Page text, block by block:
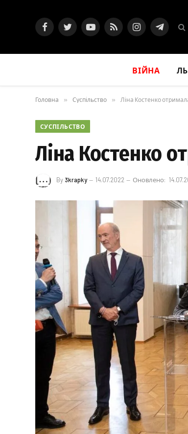
FacebookTwitterYouTubeRSS InstagramTelegram
ВІЙНА
Головна » Суспільство » Ліна Костенко
СУСПІЛЬСТВО
Ліна Костенко
By 3krapky 14.07.2022 Оновлено: